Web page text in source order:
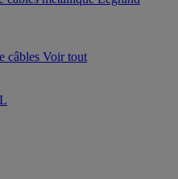
câbles Voir tout